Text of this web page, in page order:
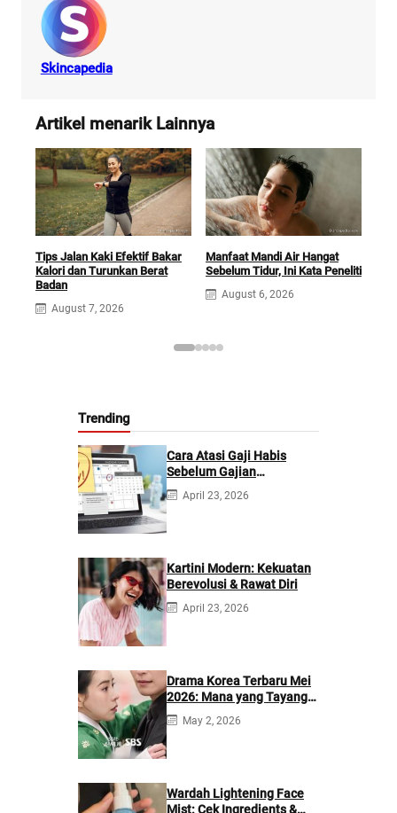
Skincapedia
Artikel menarik Lainnya
Tips Jalan Kaki Efektif Bakar
Kalori dan Turunkan Berat
Badan
August 7, 2026
Manfaat Mandi Air Hangat
Sebelum Tidur, Ini Kata Peneliti
August 6, 2026
Trending
Cara Atasi Gaji Habis
Sebelum Gajian
Berikutnya
April 23, 2026
Kartini Modern: Kekuatan
Berevolusi & Rawat Diri
April 23, 2026
Drama Korea Terbaru Mei
2026: Mana yang Tayang
di Netflix?
May 2, 2026
Wardah Lightening Face
Mist: Cek Ingredients &